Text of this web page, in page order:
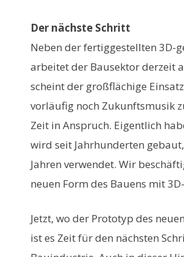
Der nächste Schritt
Neben der fertiggestellten 3D-
arbeitet der Bausektor derzeit
scheint der großflächige
vorläufig noch Zukunftsmusik
Zeit in Anspruch. Eigentlich
wird seit Jahrhunderten
Jahren verwendet. Wir
neuen Form des Bauens mit
Jetzt, wo der Prototyp des
ist es Zeit für den nächsten